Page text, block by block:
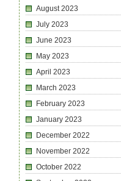
August 2023
July 2023
June 2023
May 2023
April 2023
March 2023
February 2023
January 2023
December 2022
November 2022
October 2022